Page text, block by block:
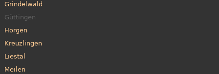
Grindelwald
Güttingen
Horgen
Kreuzlingen
Liestal
Meilen